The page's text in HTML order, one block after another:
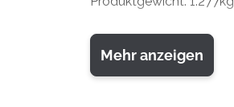
Mehr anzeigen